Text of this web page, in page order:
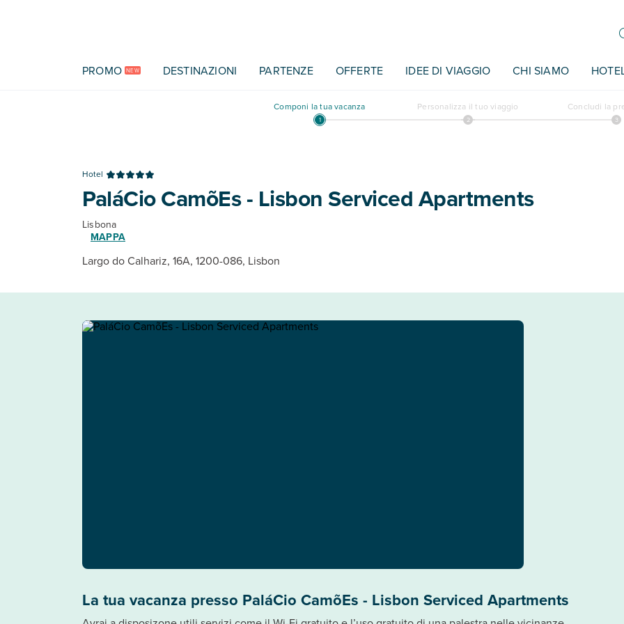
PROMO NEW DESTINAZIONI PARTENZE OFFERTE IDEE DI VIAGGIO CHI SIAMO
Componi la tua vacanza Personalizza il tuo viaggio Concludi la
Hotel
PaláCio CamõEs - Lisbon Serviced Apartments
Lisbona
MAPPA
Largo do Calhariz, 16A, 1200-086, Lisbon
La tua vacanza presso PaláCio CamõEs - Lisbon Serviced Apartments